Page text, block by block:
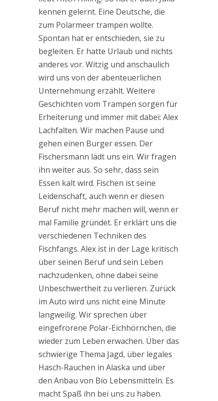
kennen gelernt. Eine Deutsche, die
zum Polarmeer trampen wollte.
Spontan hat er entschieden, sie zu
begleiten. Er hatte Urlaub und nichts
anderes vor. Witzig und anschaulich
wird uns von der abenteuerlichen
Unternehmung erzählt. Weitere
Geschichten vom Trampen sorgen für
Erheiterung und immer mit dabei: Alex
Lachfalten. Wir machen Pause und
gehen einen Burger essen. Der
Fischersmann lädt uns ein. Wir fragen
ihn weiter aus. So sehr, dass sein
Essen kalt wird. Fischen ist seine
Leidenschaft, auch wenn er diesen
Beruf nicht mehr machen will, wenn er
mal Familie gründet. Er erklärt uns die
verschiedenen Techniken des
Fischfangs. Alex ist in der Lage kritisch
über seinen Beruf und sein Leben
nachzudenken, ohne dabei seine
Unbeschwertheit zu verlieren. Zurück
im Auto wird uns nicht eine Minute
langweilig. Wir sprechen über
eingefrorene Polar-Eichhörnchen, die
wieder zum Leben erwachen. Über das
schwierige Thema Jagd, über legales
Hasch-Rauchen in Alaska und über
den Anbau von Bio Lebensmitteln. Es
macht Spaß ihn bei uns zu haben.